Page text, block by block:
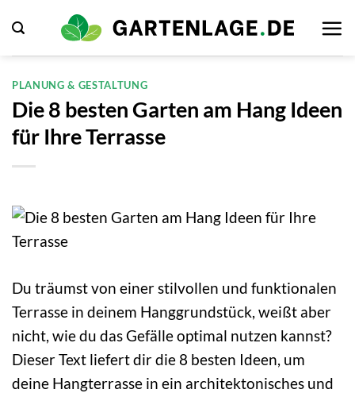
Inhalt
springen
PLANUNG & GESTALTUNG
Die 8 besten Garten am Hang Ideen
für Ihre Terrasse
Du träumst von einer stilvollen und funktionalen
Terrasse in deinem Hanggrundstück, weißt aber
nicht, wie du das Gefälle optimal nutzen kannst?
Dieser Text liefert dir die 8 besten Ideen, um
deine Hangterrasse in ein architektonisches und